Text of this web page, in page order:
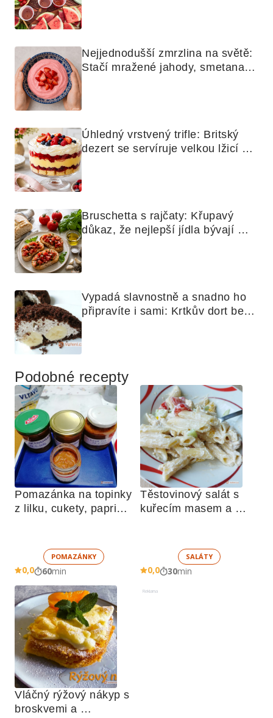
Nejjednodušší zmrzlina na světě:
Stačí mražené jahody, smetana a
Úhledný vrstvený trifle: Britský
dezert se servíruje velkou lžicí
Bruschetta s rajčaty: Křupavý
důkaz, že nejlepší jídla bývají
Vypadá slavnostně a snadno ho
připravíte i sami: Krtkův dort bez
Podobné recepty
Pomazánka na topinky
z lilku, cukety, paprik,
POMAZÁNKY
0,0 60min
Těstovinový salát s
kuřecím masem a
SALÁTY
0,0 30min
Vláčný rýžový nákyp s
broskvemi a
Reklama